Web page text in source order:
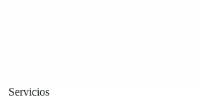
Servicios